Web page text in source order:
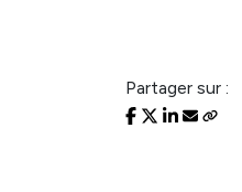
Partager sur :